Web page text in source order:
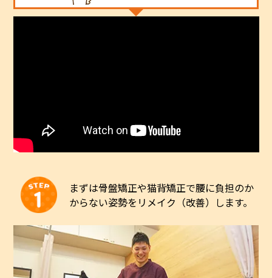
まずは骨盤矯正や猫背矯正で腰に負担のか
からない姿勢をリメイク（改善）します。